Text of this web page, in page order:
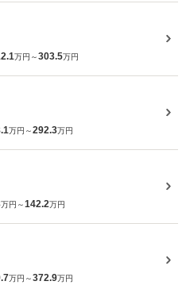
万円～303.5万円
万円～292.3万円
万円～142.2万円
万円～372.9万円